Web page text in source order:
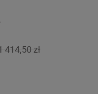
414,50 zł